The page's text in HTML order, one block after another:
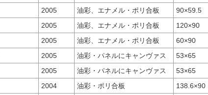
2005 油彩、エナメル・ポリ合板
90×59.5
2005 油彩、エナメル・ポリ合板
120×90
2005 油彩、エナメル・ポリ合板
60×90
2005 油彩・パネルにキャンヴァス
53×65
2005 油彩・パネルにキャンヴァス
53×65
2004 油彩・ポリ合板
138.6×90